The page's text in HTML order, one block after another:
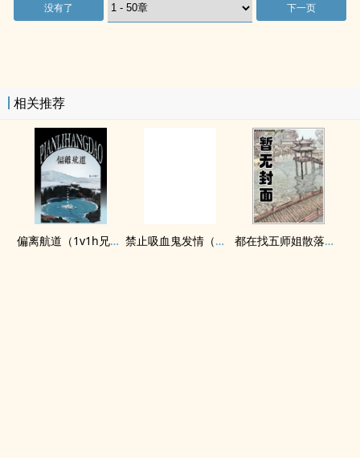
没有了 下一页
相关推荐
偏离航道（1v1h兄妹骨科bg） 禁止吸血鬼发情（姐狗高H 1v1） 都在找五师姐散落的法宝